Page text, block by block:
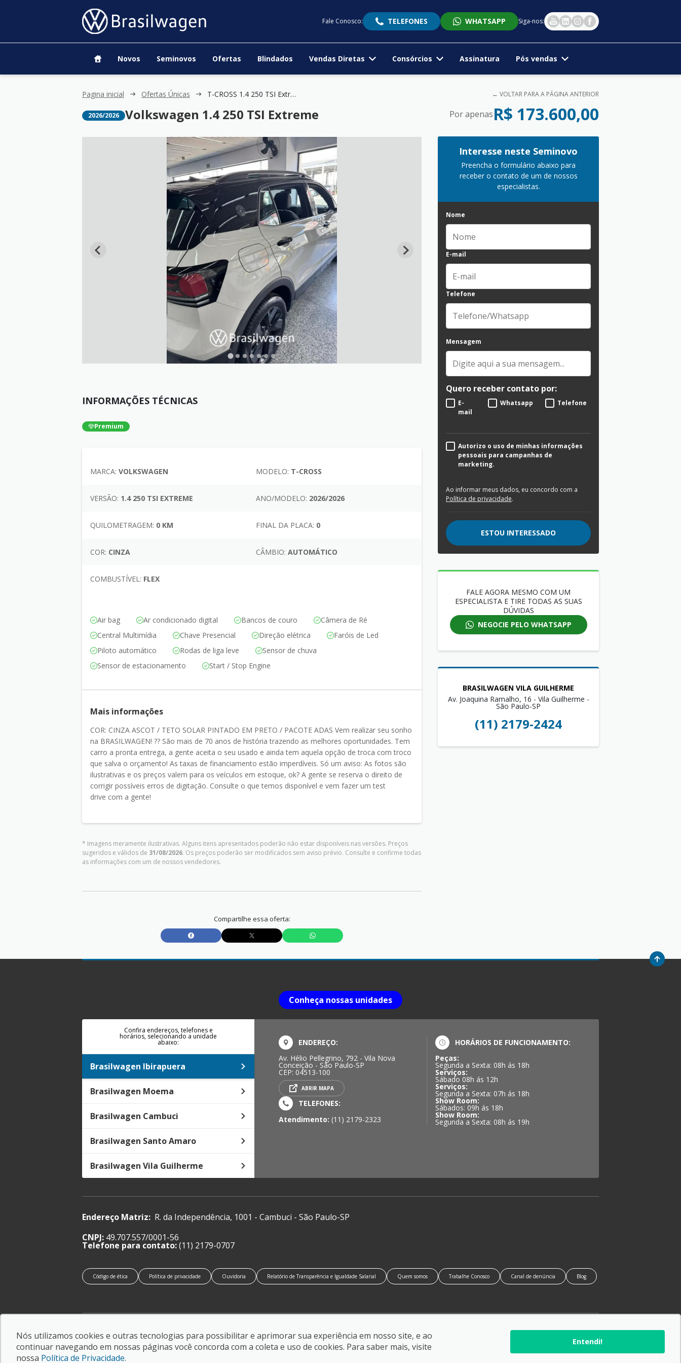
Fale Conosco: TELEFONES WHATSAPP Siga-nos:
Novos Seminovos Ofertas Blindados Vendas Diretas Consórcios Assinatura Pós vendas
Pagina inicial Ofertas Únicas T-CROSS 1.4 250 TSI Extreme ← VOLTAR PARA A PÁGINA ANTERIOR
2026/2026 Volkswagen 1.4 250 TSI Extreme
INFORMAÇÕES TÉCNICAS
Premium
MARCA: VOLKSWAGEN MODELO: T-CROSS
VERSÃO: 1.4 250 TSI EXTREME ANO/MODELO: 2026/2026
QUILOMETRAGEM: 0 KM FINAL DA PLACA: 0
COR: CINZA CÂMBIO: AUTOMÁTICO
COMBUSTÍVEL: FLEX
Air bag Ar condicionado digital Bancos de couro
Câmera de Ré
Central Multimídia
Chave Presencial Direção elétrica
Faróis de Led
Piloto automático
Rodas de liga leve
Sensor de chuva
Sensor de estacionamento
Start / Stop Engine
Mais informações
COR: CINZA ASCOT / TETO SOLAR PINTADO EM PRETO / PACOTE ADAS Vem realizar seu sonho
na BRASILWAGEN! ?? São mais de 70 anos de história trazendo as melhores oportunidades. Tem
carro a pronta entrega, a gente aceita o seu usado e ainda tem aquela opção de troca com troco
que salva o orçamento! As taxas de financiamento estão imperdíveis. Só um aviso: As fotos são
ilustrativas e os preços valem para os veículos em estoque, ok? A gente se reserva o direito de
corrigir possíveis erros de digitação. Consulte o que temos disponível e vem fazer um test
drive com a gente!
* Imagens meramente ilustrativas. Alguns itens apresentados poderão não estar disponíveis nas versões. Preços
sugeridos e válidos de 31/08/2026. Os preços poderão ser modificados sem aviso prévio. Consulte e confirme todas
as informações com um de nossos vendedores.
Compartilhe essa oferta:
Por apenasR$ 173.600,00
Interesse neste Seminovo
Preencha o formulário abaixo para
receber o contato de um de nossos
especialistas.
Nome
E-mail
Telefone
Mensagem
Quero receber contato por:
E-
mail
Whatsapp Telefone
Autorizo o uso de minhas informações
pessoais para campanhas de
marketing.
Ao informar meus dados, eu concordo com a
Política de privacidade.
ESTOU INTERESSADO
FALE AGORA MESMO COM UM
ESPECIALISTA E TIRE TODAS AS SUAS
DÚVIDAS
NEGOCIE PELO WHATSAPP
BRASILWAGEN VILA GUILHERME
Av. Joaquina Ramalho, 16 - Vila Guilherme -
São Paulo-SP
(11) 2179-2424
Conheça nossas unidades
Confira endereços, telefones e
horários, selecionando a unidade
abaixo:
Brasilwagen Ibirapuera
Brasilwagen Moema
Brasilwagen Cambuci
Brasilwagen Santo Amaro
Brasilwagen Vila Guilherme
ENDEREÇO:
Av. Hélio Pellegrino, 792 - Vila Nova
Conceição - São Paulo-SP
CEP: 04513-100
ABRIR MAPA
TELEFONES:
Atendimento: (11) 2179-2323
HORÁRIOS DE FUNCIONAMENTO:
Peças:
Segunda a Sexta: 08h ás 18h
Serviços:
Sábado 08h ás 12h
Serviços:
Segunda a Sexta: 07h ás 18h
Show Room:
Sábados: 09h ás 18h
Show Room:
Segunda a Sexta: 08h ás 19h
Endereço Matriz: R. da Independência, 1001 - Cambuci - São Paulo-SP
CNPJ: 49.707.557/0001-56
Telefone para contato:(11) 2179-0707
Código de ética Política de privacidade Ouvidoria Relatório de Transparência e Igualdade Salarial Quem somos Trabalhe Conosco Canal de denúncia Blog
© Copyright 2026-AutoForce - Todos os direitos
reservados.
Confira a nossaPolítica de privacidade.
Nós utilizamos cookies e outras tecnologias para possibilitar e aprimorar sua experiência em nosso site, e ao
continuar navegando em nossas páginas você concorda com a coleta e uso de cookies. Para saber mais, visite
nossa Política de Privacidade.
Entendi!